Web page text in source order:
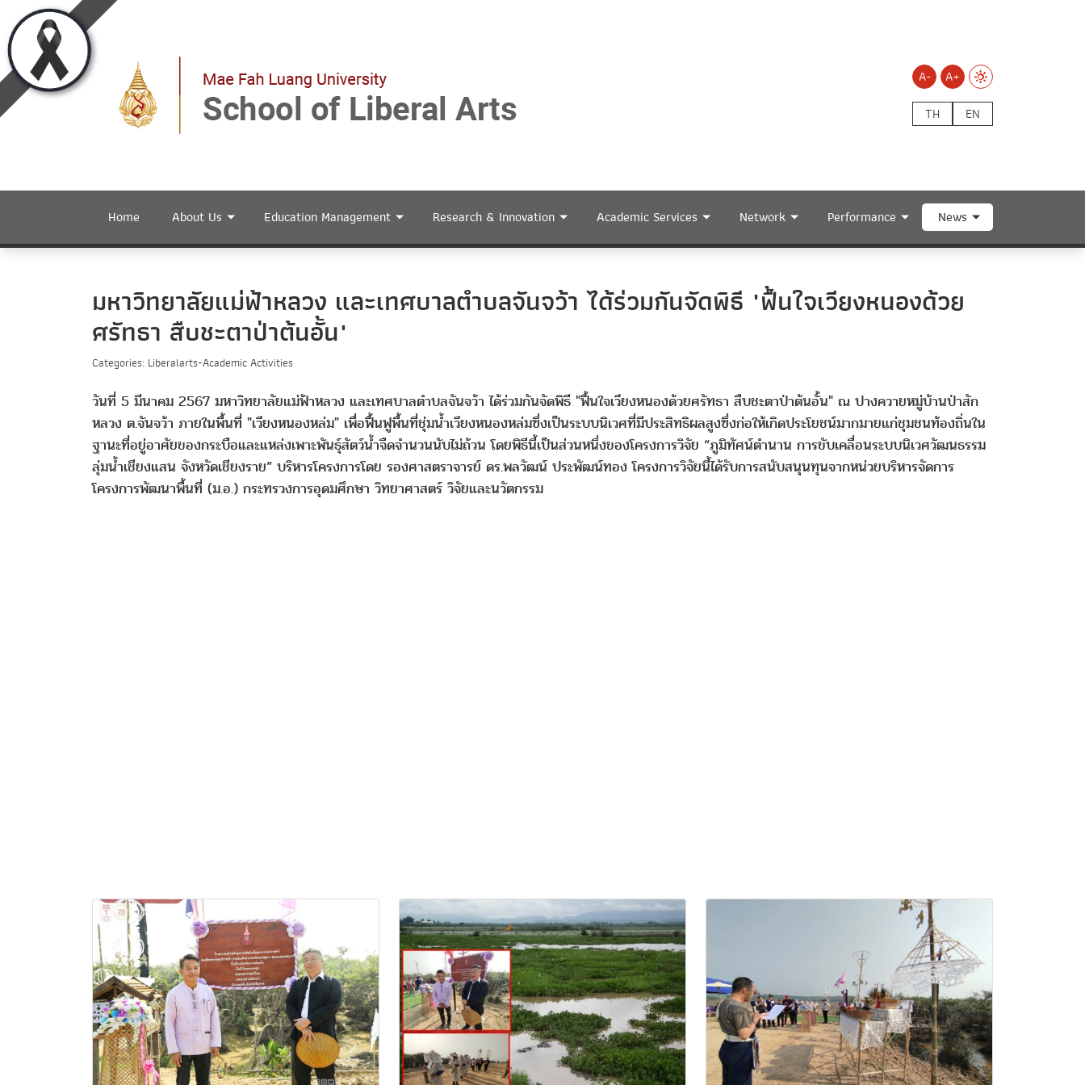
A-
A+
TH
EN
Home About Us Education Management Research & Innovation Academic Services Network Performance News
มหาวิทยาลัยแม่ฟ้าหลวง และเทศบาลตำบลจันจว้า ได้ร่วมกันจัดพิธี "ฟื้นใจเวียงหนองด้วย
ศรัทธา สืบชะตาป่าต้นอั้น"
Categories: Liberalarts-Academic Activities
วันที่ 5 มีนาคม 2567 มหาวิทยาลัยแม่ฟ้าหลวง และเทศบาลตำบลจันจว้า ได้ร่วมกันจัดพิธี "ฟื้นใจเวียงหนองด้วยศรัทธา สืบชะตาป่าต้นอั้น" ณ ปางควายหมู่บ้านป่าสัก
หลวง ต.จันจว้า ภายในพื้นที่ "เวียงหนองหล่ม" เพื่อฟื้นฟูพื้นที่ชุ่มน้ำเวียงหนองหล่มซึ่งเป็นระบบนิเวศที่มีประสิทธิผลสูงซึ่งก่อให้เกิดประโยชน์มากมายแก่ชุมชนท้องถิ่นใน
ฐานะที่อยู่อาศัยของกระบือและแหล่งเพาะพันธุ์สัตว์น้ำจืดจำนวนนับไม่ถ้วน โดยพิธีนี้เป็นส่วนหนึ่งของโครงการวิจัย “ภูมิทัศน์ตำนาน การขับเคลื่อนระบบนิเวศวัฒนธรรม
ลุ่มน้ำเชียงแสน จังหวัดเชียงราย” บริหารโครงการโดย รองศาสตราจารย์ ดร.พลวัฒน์ ประพัฒน์ทอง โครงการวิจัยนี้ได้รับการสนับสนุนทุนจากหน่วยบริหารจัดการ
โครงการพัฒนาพื้นที่ (ม.อ.) กระทรวงการอุดมศึกษา วิทยาศาสตร์ วิจัยและนวัตกรรม